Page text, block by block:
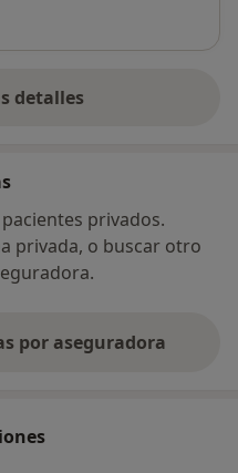
detalles
la dirección
privados.
privada, o buscar otro
por aseguradora